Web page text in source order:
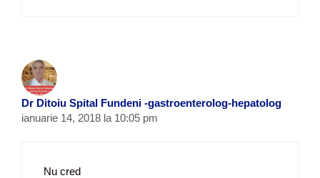
Dr Ditoiu Spital Fundeni -gastroenterolog-hepatolog
ianuarie 14, 2018 la 10:05 pm
Nu cred